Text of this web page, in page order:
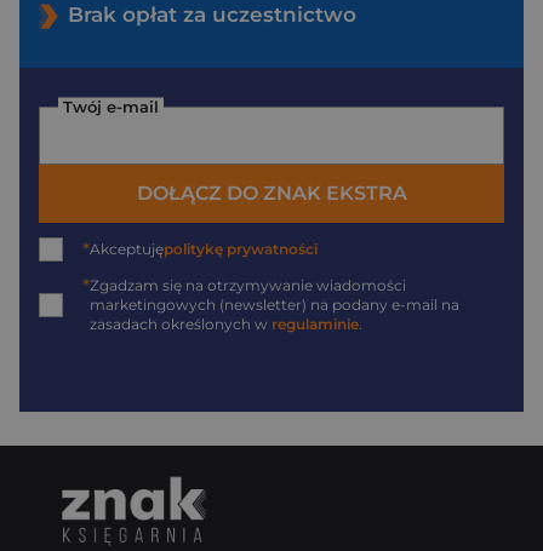
Brak opłat za uczestnictwo
Twój e-mail
DOŁĄCZ DO ZNAK EKSTRA
*Akceptujępolitykę prywatności
*Zgadzam się na otrzymywanie wiadomości
marketingowych (newsletter) na podany e-mail na
zasadach określonych w regulaminie